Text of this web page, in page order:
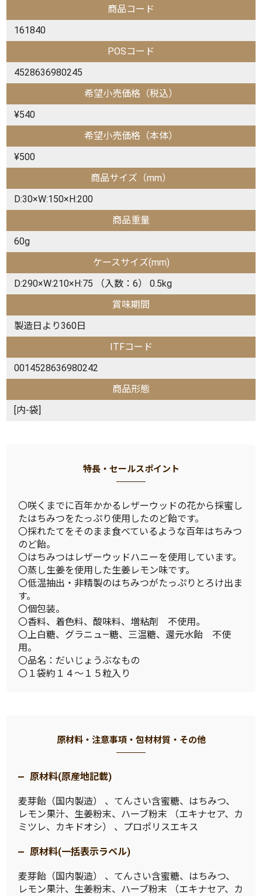
商品コード
161840
POSコード
4528636980245
希望小売価格（税込）
¥540
希望小売価格（本体）
¥500
商品サイズ（mm）
D:30×W:150×H:200
商品重量
60g
ケースサイズ(mm)
D:290×W:210×H:75 （入数：6） 0.5kg
賞味期間
製造日より360日
ITFコード
0014528636980242
商品形態
[内-袋]
特長・セールスポイント
〇咲くまでに百年かかるレザーウッドの花から採蜜し
たはちみつをたっぷり使用したのど飴です。
〇採れたてをそのまま食べているような百年はちみつ
のど飴。
〇はちみつはレザーウッドハニーを使用しています。
〇蒸し生姜を使用した生姜レモン味です。
〇低温抽出・非精製のはちみつがたっぷりとろけ出ま
す。
〇個包装。
〇香料、着色料、酸味料、増粘剤 不使用。
〇上白糖、グラニュ―糖、三温糖、還元水飴 不使
用。
〇品名：だいじょうぶなもの
〇１袋約１４〜１５粒入り
原材料・注意事項・包材材質・その他
原材料(原産地記載)
麦芽飴（国内製造） 、てんさい含蜜糖、はちみつ、
レモン果汁、生姜粉末、ハーブ粉末 （エキナセア、カ
ミツレ、カキドオシ） 、プロポリスエキス
原材料(一括表示ラベル)
麦芽飴（国内製造） 、てんさい含蜜糖、はちみつ、
レモン果汁、生姜粉末、ハーブ粉末 （エキナセア、カ